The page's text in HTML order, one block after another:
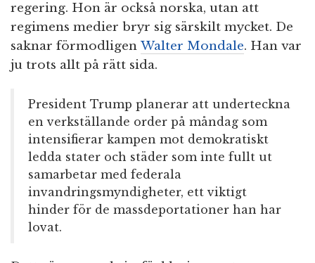
regering. Hon är också norska, utan att
regimens medier bryr sig särskilt mycket. De
saknar förmodligen Walter Mondale. Han var
ju trots allt på rätt sida.
President Trump planerar att underteckna
en verkställande order på måndag som
intensifierar kampen mot demokratiskt
ledda stater och städer som inte fullt ut
samarbetar med federala
invandringsmyndigheter, ett viktigt
hinder för de massdeportationer han har
lovat.